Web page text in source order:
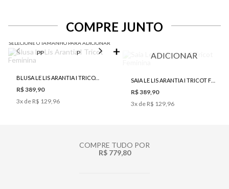
COMPRE JUNTO
SELECIONE O TAMANHO PARA ADICIONAR
PP P M G
BLUSA LE LIS ARANTIA I TRICOT FEMININA
R$ 389,90
3x de R$ 129,96
ADICIONAR
R$ 389,90
3x de R$ 129,96
COMPRE TUDO POR
R$ 779,80